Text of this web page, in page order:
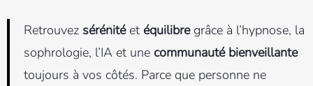
Retrouvez sérénité et équilibre grâce à l’hypnose, la
sophrologie, l’IA et une communauté bienveillante
toujours à vos côtés. Parce que personne ne